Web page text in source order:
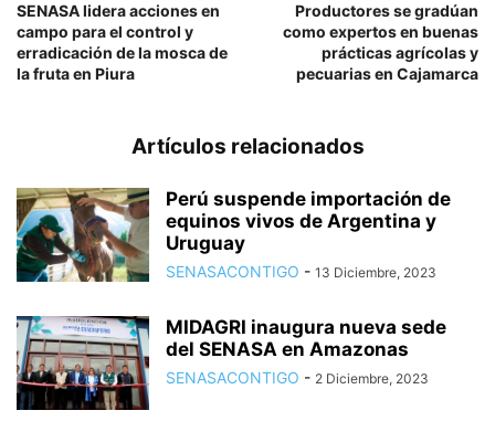
SENASA lidera acciones en
campo para el control y
erradicación de la mosca de
la fruta en Piura
Productores se gradúan
como expertos en buenas
prácticas agrícolas y
pecuarias en Cajamarca
Artículos relacionados
Perú suspende importación de
equinos vivos de Argentina y
Uruguay
SENASACONTIGO - 13 Diciembre, 2023
MIDAGRI inaugura nueva sede
del SENASA en Amazonas
SENASACONTIGO - 2 Diciembre, 2023